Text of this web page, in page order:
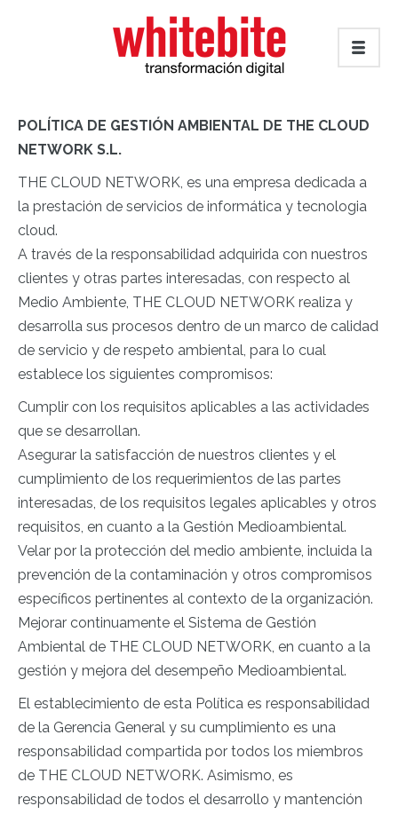
POLÍTICA DE GESTIÓN AMBIENTAL DE THE CLOUD
NETWORK S.L.
THE CLOUD NETWORK, es una empresa dedicada a
la prestación de servicios de informática y tecnologia
cloud.
A través de la responsabilidad adquirida con nuestros
clientes y otras partes interesadas, con respecto al
Medio Ambiente, THE CLOUD NETWORK realiza y
desarrolla sus procesos dentro de un marco de calidad
de servicio y de respeto ambiental, para lo cual
establece los siguientes compromisos:
Cumplir con los requisitos aplicables a las actividades
que se desarrollan.
Asegurar la satisfacción de nuestros clientes y el
cumplimiento de los requerimientos de las partes
interesadas, de los requisitos legales aplicables y otros
requisitos, en cuanto a la Gestión Medioambiental.
Velar por la protección del medio ambiente, incluida la
prevención de la contaminación y otros compromisos
específicos pertinentes al contexto de la organización.
Mejorar continuamente el Sistema de Gestión
Ambiental de THE CLOUD NETWORK, en cuanto a la
gestión y mejora del desempeño Medioambiental.
El establecimiento de esta Política es responsabilidad
de la Gerencia General y su cumplimiento es una
responsabilidad compartida por todos los miembros
de THE CLOUD NETWORK. Asimismo, es
responsabilidad de todos el desarrollo y mantención